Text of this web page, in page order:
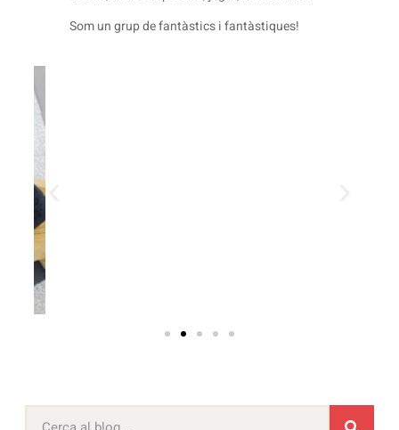
Som un grup de fantàstics i fantàstiques!